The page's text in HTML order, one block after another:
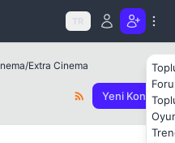
TR
/Extra Cinema
Yeni Konu